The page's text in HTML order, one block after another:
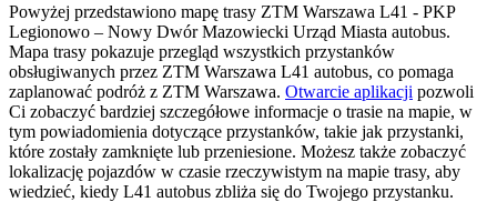
Powyżej przedstawiono mapę trasy ZTM Warszawa L41 - PKP
Legionowo – Nowy Dwór Mazowiecki Urząd Miasta autobus.
Mapa trasy pokazuje przegląd wszystkich przystanków
obsługiwanych przez ZTM Warszawa L41 autobus, co pomaga
zaplanować podróż z ZTM Warszawa. Otwarcie aplikacji pozwoli
Ci zobaczyć bardziej szczegółowe informacje o trasie na mapie, w
tym powiadomienia dotyczące przystanków, takie jak przystanki,
które zostały zamknięte lub przeniesione. Możesz także zobaczyć
lokalizację pojazdów w czasie rzeczywistym na mapie trasy, aby
wiedzieć, kiedy L41 autobus zbliża się do Twojego przystanku.